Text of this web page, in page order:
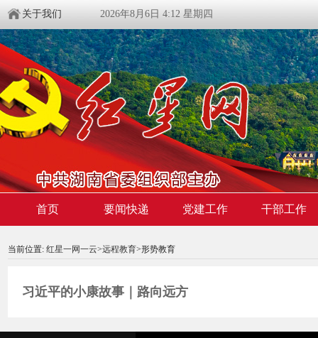
关于我们 2026年8月6日 4:12 星期四
首页 要闻快递 党建工作 干部工作
当前位置: 红星一网一云>远程教育>形势教育
习近平的小康故事｜路向远方
00:00:00 / 00:00